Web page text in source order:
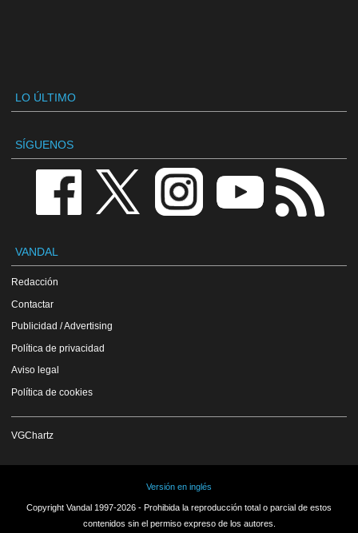
LO ÚLTIMO
SÍGUENOS
VANDAL
Redacción
Contactar
Publicidad / Advertising
Política de privacidad
Aviso legal
Política de cookies
VGChartz
Versión en inglés
Copyright Vandal 1997-2026 - Prohibida la reproducción total o parcial de estos
contenidos sin el permiso expreso de los autores.